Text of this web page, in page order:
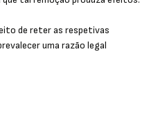
de reter as respetivas
uma razão legal